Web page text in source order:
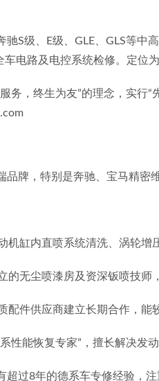
驰S级、E级、GLE、GLS等
电路及电控系统检修。定位为
服务，终生为友”的理念，实
品牌，特别是奔驰、宝马精密
机缸内直喷系统清洗、涡轮
的无尘喷漆房及资深钣喷技师
配件供应商建立长期合作，能
系性能恢复专家”，擅长解决发
超过8年的德系车专修经验，